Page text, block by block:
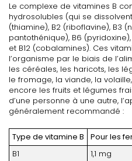
Le complexe de vitamines B
hydrosolubles (qui se
(thiamine), B2 (riboflavine), B3
pantothénique), B6
et B12 (cobalamines). Ces
l’organisme par le biais de
les céréales, les haricots, les
le fromage, la viande, la
encore les fruits et légumes
d’une personne à une autre,
généralement recommandé :
Type de vitamine B Pour les
B1
1,1 mg